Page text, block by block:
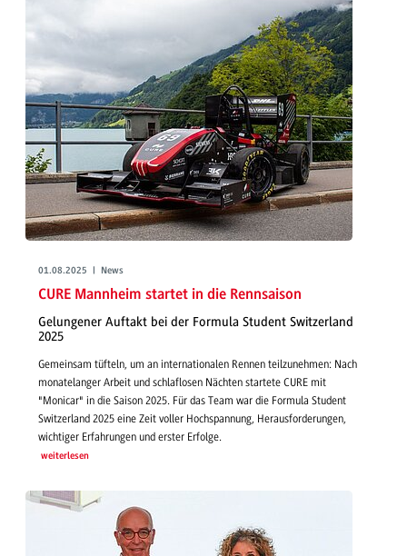
01.08.2025 | News
CURE Mannheim startet in die Rennsaison
Gelungener Auftakt bei der Formula Student Switzerland
2025
Gemeinsam tüfteln, um an internationalen Rennen teilzunehmen: Nach
monatelanger Arbeit und schlaflosen Nächten startete CURE mit
"Monicar" in die Saison 2025. Für das Team war die Formula Student
Switzerland 2025 eine Zeit voller Hochspannung, Herausforderungen,
wichtiger Erfahrungen und erster Erfolge.
weiterlesen